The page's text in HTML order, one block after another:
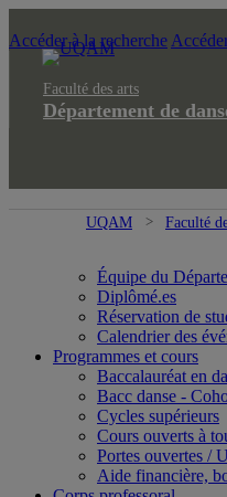
Accéder à la recherche
Faculté des arts
Département de
UQAM Faculté
Équipe du
Diplômé.es
Réservation de
Calendrier des
Programmes et cours
Baccalauréat en
Bacc danse -
Cycles supérieurs
Cours ouverts à
Portes ouvertes /
Aide financière,